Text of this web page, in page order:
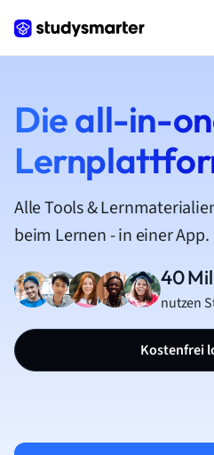
Die all-in-
Alle Tools &
beim Lernen - in einer App.
40
nutzen
Kostenfrei